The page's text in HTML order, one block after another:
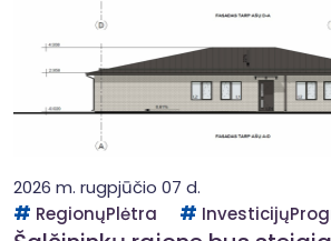
2026 m. rugpjūčio 07 d.
RegionųPlėtra